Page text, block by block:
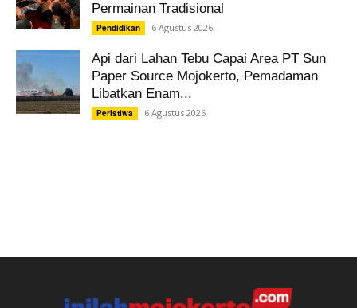
Permainan Tradisional
Pendidikan 6 Agustus 2026
Api dari Lahan Tebu Capai Area PT Sun
Paper Source Mojokerto, Pemadaman
Libatkan Enam...
Peristiwa 6 Agustus 2026